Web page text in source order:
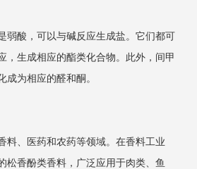
酸，可以与碱反应生成盐。它们都可
，生成相应的酯类化合物。此外，间甲
成为相应的醛和酮。
、医药和农药等领域。在香料工业
松香酚类香料，广泛应用于肉类、鱼